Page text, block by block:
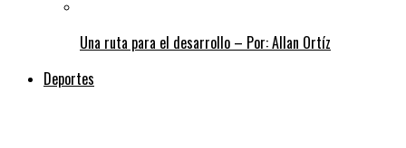
Una ruta para el desarrollo – Por: Allan Ortíz
Deportes